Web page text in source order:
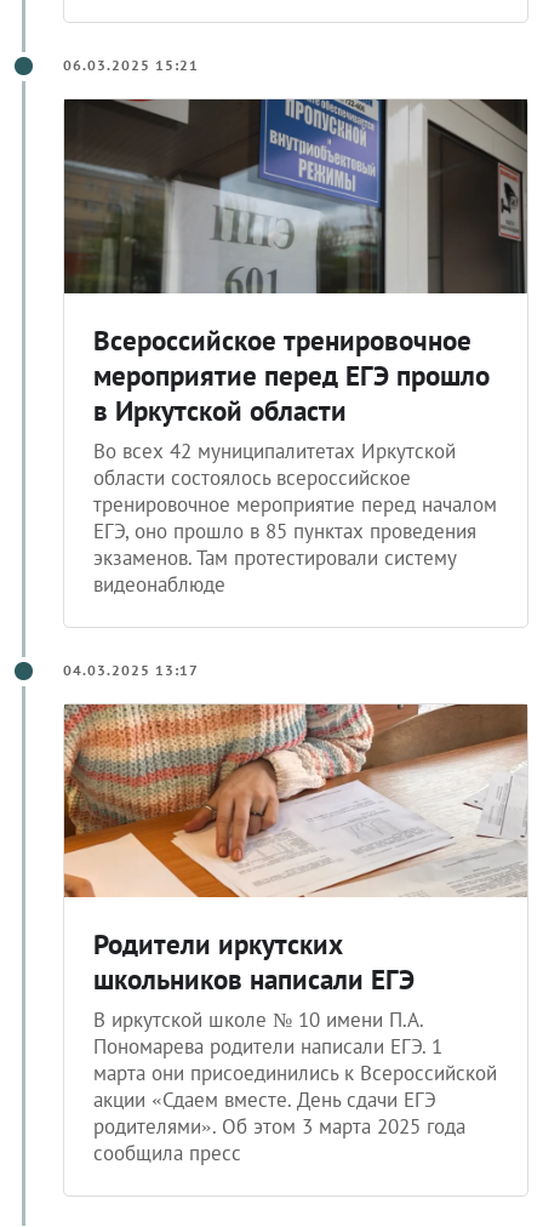
06.03.2025 15:21
Всероссийское тренировочное
мероприятие перед ЕГЭ прошло
в Иркутской области
Во всех 42 муниципалитетах Иркутской
области состоялось всероссийское
тренировочное мероприятие перед началом
ЕГЭ, оно прошло в 85 пунктах проведения
экзаменов. Там протестировали систему
видеонаблюде
04.03.2025 13:17
Родители иркутских
школьников написали ЕГЭ
В иркутской школе № 10 имени П.А.
Пономарева родители написали ЕГЭ. 1
марта они присоединились к Всероссийской
акции «Сдаем вместе. День сдачи ЕГЭ
родителями». Об этом 3 марта 2025 года
сообщила пресс